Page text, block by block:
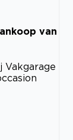
van
Vakgarage